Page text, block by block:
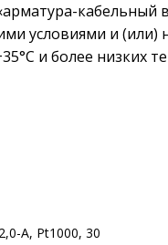
кабельный
условиями и (или)
и более низких
A, Pt1000, 30